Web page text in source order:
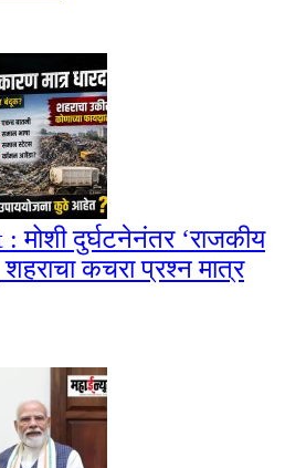
मोशी दुर्घटनेनंतर ‘राजकीय
कचरा प्रश्न मात्र